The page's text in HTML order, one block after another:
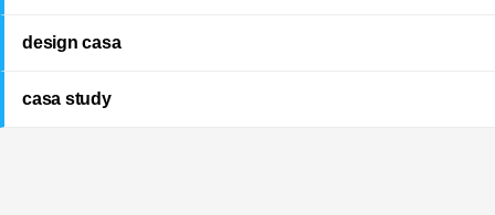
design casa
casa study